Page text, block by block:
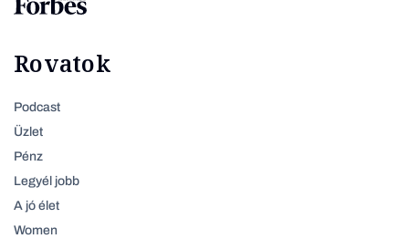
Rovatok
Podcast
Üzlet
Pénz
Legyél jobb
A jó élet
Women